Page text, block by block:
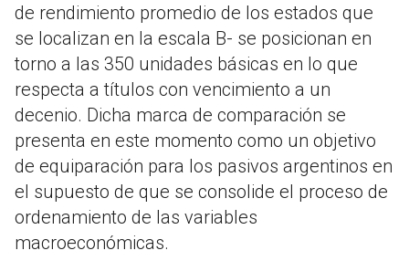
de rendimiento promedio de los estados que
se localizan en la escala B- se posicionan en
torno a las 350 unidades básicas en lo que
respecta a títulos con vencimiento a un
decenio. Dicha marca de comparación se
presenta en este momento como un objetivo
de equiparación para los pasivos argentinos en
el supuesto de que se consolide el proceso de
ordenamiento de las variables
macroeconómicas.